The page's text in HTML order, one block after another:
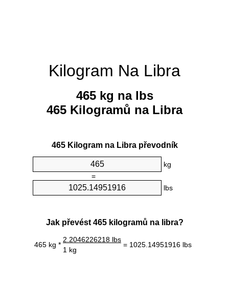
Kilogram Na Libra
465 kg na lbs
465 Kilogramů na Libra
465 Kilogram na Libra převodník
kg
=
lbs
Jak převést 465 kilogramů na libra?
465 kg *
2.2046226218 lbs
= 1025.14951916 lbs
1 kg